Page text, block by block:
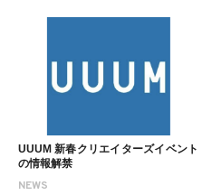
NEWS
UUUM 新春クリエイターズイベント
の情報解禁